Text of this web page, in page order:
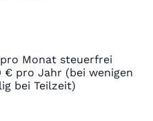
Monat steuerfrei
pro Jahr (bei wenigen
bei Teilzeit)